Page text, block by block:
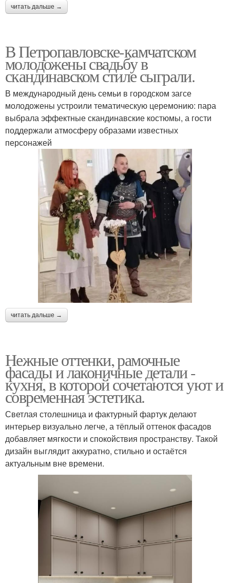
читать дальше →
В Петропавловске-камчатском
молодожены свадьбу в
скандинавском стиле сыграли.
В международный день семьи в городском загсе
молодожены устроили тематическую церемонию: пара
выбрала эффектные скандинавские костюмы, а гости
поддержали атмосферу образами известных
персонажей
читать дальше →
Нежные оттенки, рамочные
фасады и лаконичные детали -
кухня, в которой сочетаются уют и
современная эстетика.
Светлая столешница и фактурный фартук делают
интерьер визуально легче, а тёплый оттенок фасадов
добавляет мягкости и спокойствия пространству. Такой
дизайн выглядит аккуратно, стильно и остаётся
актуальным вне времени.